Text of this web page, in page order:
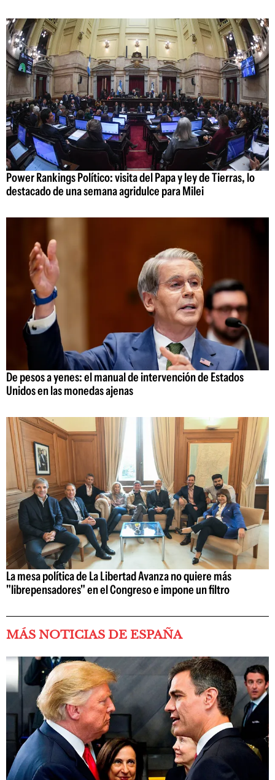
Power Rankings Político: visita del Papa y ley de Tierras, lo
destacado de una semana agridulce para Milei
De pesos a yenes: el manual de intervención de Estados
Unidos en las monedas ajenas
La mesa política de La Libertad Avanza no quiere más
"librepensadores" en el Congreso e impone un filtro
MÁS NOTICIAS DE ESPAÑA